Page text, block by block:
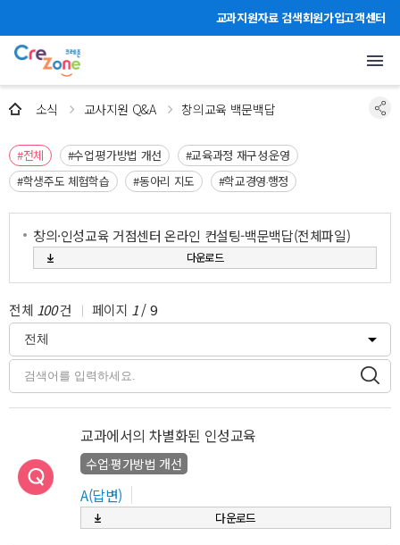
본문 바로가기
주메뉴 바로가기
하단 바로가기교과지원자료 검색회원가입고객센터
창의교육 백문백답
소식 교사지원 Q&A 창의교육 백문백답
#전체 #수업‧평가방법 개선
#교육과정 재구성‧운영
#학생주도 체험학습
#동아리 지도 #학교경영‧행정
창의·인성교육 거점센터 온라인 컨설팅-백문백답(전체파일)
다운로드
전체 100건 페이지 1/9
교과에서의 차별화된 인성교육
수업‧평가방법 개선
A(답변)
다운로드